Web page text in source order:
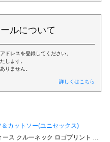
ルについて
ドレスを登録してください。
します。
りません。
詳しくはこちら
＆カットソー(ユニセックス)
タフ 大きいサイズ 体型カバー 着痩せ すっきり カジュアル アメカジ 夏 パティ GENTIL ジャンティ